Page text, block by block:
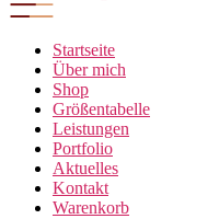
Startseite
Über mich
Shop
Größentabelle
Leistungen
Portfolio
Aktuelles
Kontakt
Warenkorb